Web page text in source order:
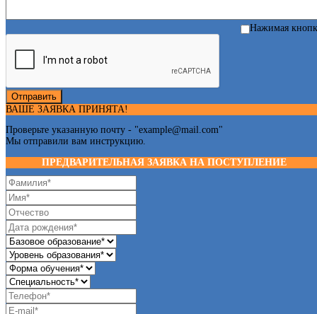
Нажимая
Отправить
ВАШЕ ЗАЯВКА ПРИНЯТА!
Проверьте указанную почту - "example@mail.com"
Мы отправили вам инструкцию.
ПРЕДВАРИТЕЛЬНАЯ ЗАЯВКА НА ПОСТУПЛЕНИЕ